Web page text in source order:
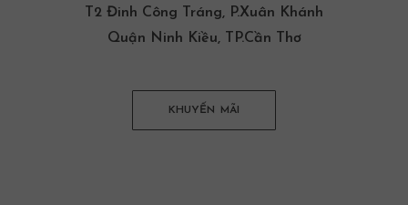
T2 Đinh Công Tráng, P.Xuân Khánh
Quận Ninh Kiều, TP.Cần Thơ
KHUYẾN MÃI